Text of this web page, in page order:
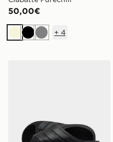
50,00€
BeigeNeroGrigio
+ 4